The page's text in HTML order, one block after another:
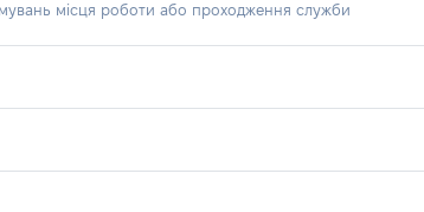
місця роботи або проходження служби